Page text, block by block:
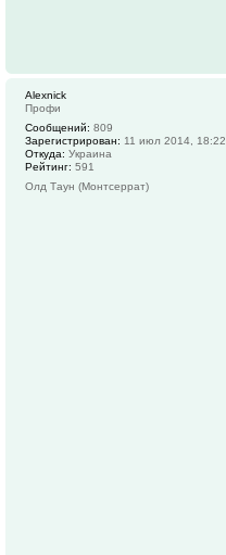
Alexnick
Профи
Сообщений: 809
Зарегистрирован: 11 июл 2014, 18:22
Откуда: Украина
Рейтинг: 591
Олд Таун (Монтсеррат)